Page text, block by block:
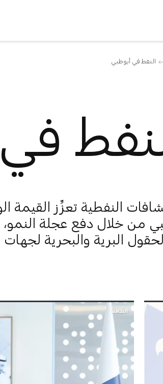
النفط في أبوظبي
النفطية تعزِّز القيمة
من خلال دفع عجلة النمو،
البرية والبحرية
الطاقة